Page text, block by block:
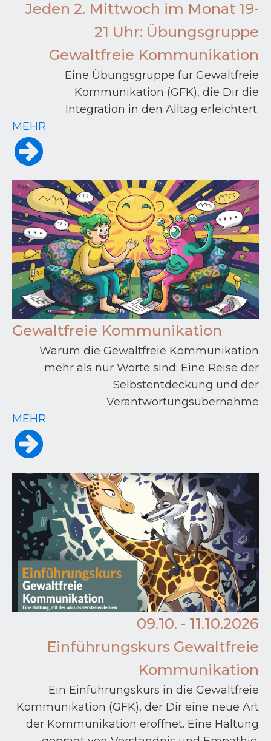
Jeden 2. Mittwoch im Monat 19-
21 Uhr: Übungsgruppe
Gewaltfreie Kommunikation
Eine Übungsgruppe für Gewaltfreie
Kommunikation (GFK), die Dir die
Integration in den Alltag erleichtert.
MEHR
Gewaltfreie Kommunikation
Warum die Gewaltfreie Kommunikation
mehr als nur Worte sind: Eine Reise der
Selbstentdeckung und der
Verantwortungsübernahme
MEHR
09.10. - 11.10.2026
Einführungskurs Gewaltfreie
Kommunikation
Ein Einführungskurs in die Gewaltfreie
Kommunikation (GFK), der Dir eine neue Art
der Kommunikation eröffnet. Eine Haltung